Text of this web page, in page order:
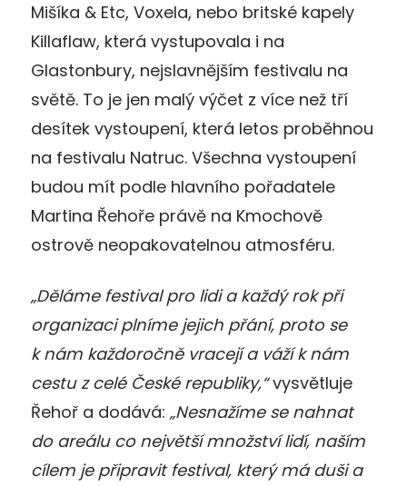
Mišíka & Etc, Voxela, nebo britské kapely
Killaflaw, která vystupovala i na
Glastonbury, nejslavnějším festivalu na
světě. To je jen malý výčet z více než tří
desítek vystoupení, která letos proběhnou
na festivalu Natruc. Všechna vystoupení
budou mít podle hlavního pořadatele
Martina Řehoře právě na Kmochově
ostrově neopakovatelnou atmosféru.
„Děláme festival pro lidi a každý rok při
organizaci plníme jejich přání, proto se
k nám každoročně vracejí a váží k nám
cestu z celé České republiky,“vysvětluje
Řehoř a dodává: „Nesnažíme se nahnat
do areálu co největší množství lidí, naším
cílem je připravit festival, který má duši a